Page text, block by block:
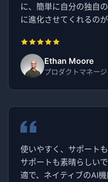
に、簡単に自分の独自
に進化させてくれるの
Ethan Moore
プロダクトマネージ
使いやすく、サポート
サポートも素晴らしい
適で、ネイティブのAI